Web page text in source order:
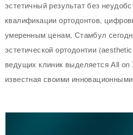
эстетичный результат без
квалификации ортодонтов,
умеренным ценам, Стамбул
эстетической ортодонтии
ведущих клиник выделяется All on
известная своими